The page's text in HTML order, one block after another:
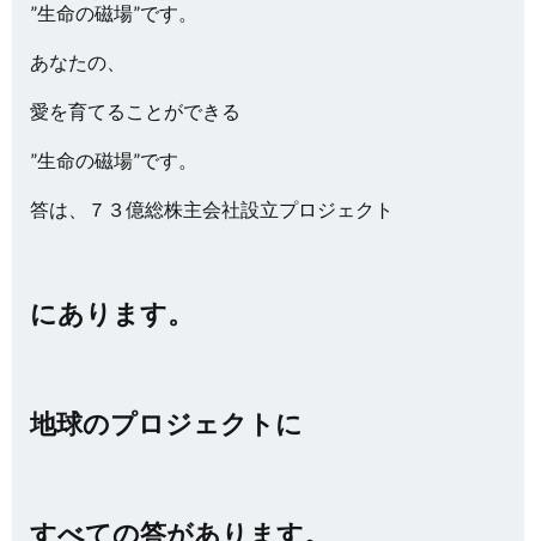
”生命の磁場”です。
あなたの、
愛を育てることができる
”生命の磁場”です。
答は、７３億総株主会社設立プロジェクト
にあります。
地球のプロジェクトに
すべての答があります。